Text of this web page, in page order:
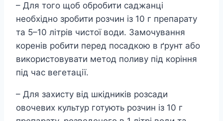
– Для того щоб обробити саджанці
необхідно зробити розчин із 10 г препарату
та 5–10 літрів чистої води. Замочування
коренів робити перед посадкою в ґрунт або
використовувати метод поливу під коріння
під час вегетації.
– Для захисту від шкідників розсади
овочевих культур готують розчин із 10 г